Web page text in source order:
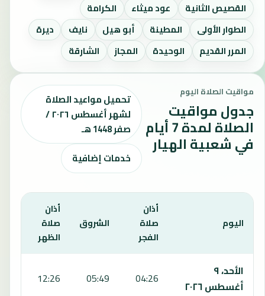
القصيص الثانية
عود ميثاء
الكرامة
الطوار الأولى
المطينة أبو هيل نايف
ديرة
المرر القديم
الوحيدة المجاز الشارقة
مواقيت الصلاة اليوم
جدول مواقيت
الصلاة لمدة 7 أيام
في شعبية الهيار
تحميل مواعيد الصلاة
لشهر أغسطس ٢٠٢٦ /
صفر 1448 هـ
خدمات إضافية
اليوم
أذان
صلاة
الفجر
الشروق
أذان
صلاة
الظهر
الأحد، ٩
أغسطس ٢٠٢٦
04:26
05:49
12:26